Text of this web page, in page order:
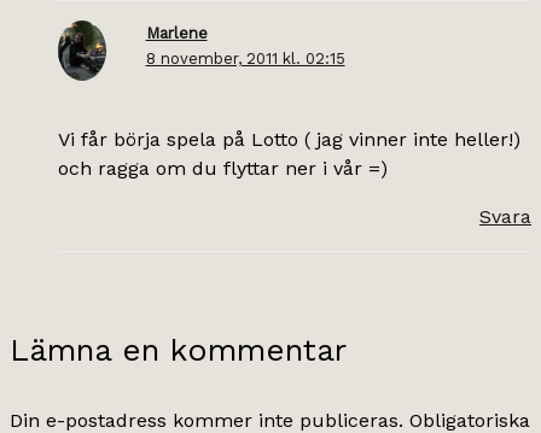
Marlene
8 november, 2011 kl. 02:15
Vi får börja spela på Lotto ( jag vinner inte heller!)
och ragga om du flyttar ner i vår =)
Svara
Lämna en kommentar
Din e-postadress kommer inte publiceras. Obligatoriska